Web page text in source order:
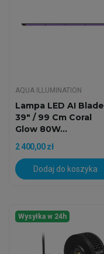
AQUA ILLUMINATION
Lampa LED AI Blade
39" / 99 Cm Coral
Glow 80W...
2 400,00 zł
Dodaj do koszyka
Wysyłka w 24h